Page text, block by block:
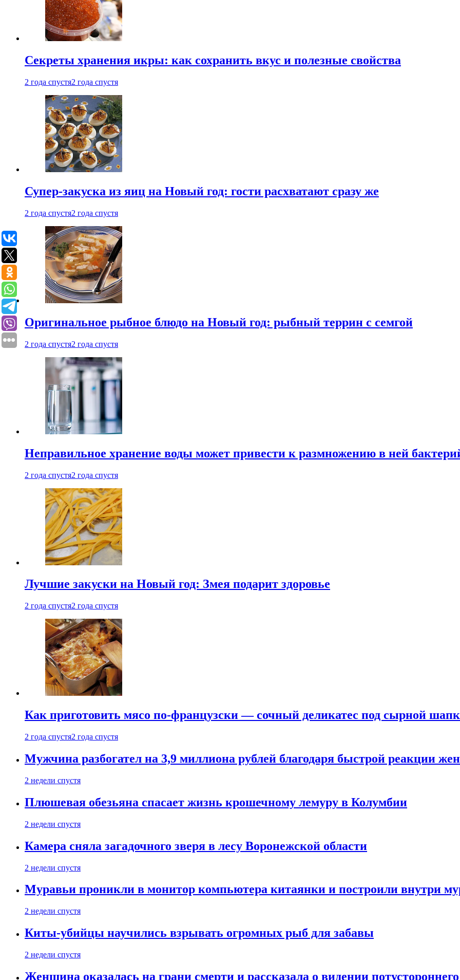
Секреты хранения икры: как сохранить вкус и полезные свойства
2 года спустя2 года спустя
Супер-закуска из яиц на Новый год: гости расхватают сразу же
2 года спустя2 года спустя
Оригинальное рыбное блюдо на Новый год: рыбный террин с семгой
2 года спустя2 года спустя
Неправильное хранение воды может привести к размножению в ней
2 года спустя2 года спустя
Лучшие закуски на Новый год: Змея подарит здоровье
2 года спустя2 года спустя
Как приготовить мясо по-французски — сочный деликатес под сырной
2 года спустя2 года спустя
Мужчина разбогател на 3,9 миллиона рублей благодаря быстрой реакции
2 недели спустя
Плюшевая обезьяна спасает жизнь крошечному лемуру в Колумбии
2 недели спустя
Камера сняла загадочного зверя в лесу Воронежской области
2 недели спустя
Муравьи проникли в монитор компьютера китаянки и построили внутри
2 недели спустя
Киты-убийцы научились взрывать огромных рыб для забавы
2 недели спустя
Женщина оказалась на грани смерти и рассказала о видении